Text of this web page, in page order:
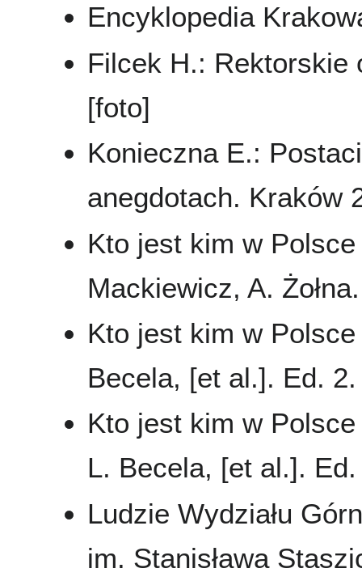
Encyklopedia
Filcek H.: Rektorskie
[foto]
Konieczna E.:
anegdotach. Kraków
Kto jest kim w
Mackiewicz, A.
Kto jest kim w
Becela, [et al.]. Ed.
Kto jest kim w
L. Becela, [et al.].
Ludzie Wydziału
im. Stanisława